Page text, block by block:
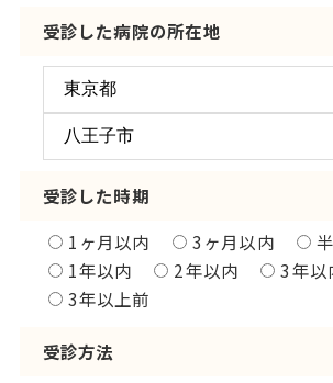
受診した病院の所在地
受診した時期
1ヶ月以内 3ヶ月以内
1年以内
2年以内
3年以
3年以上前
受診方法